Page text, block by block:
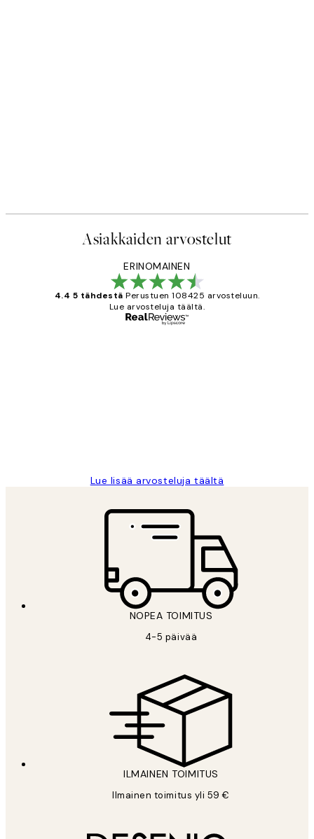
Asiakkaiden arvostelut
ERINOMAINEN
4.4 5 tähdestä Perustuen 108425 arvosteluun.
Lue arvosteluja täältä.
Lue lisää arvosteluja täältä
NOPEA TOIMITUS
4-5 päivää
ILMAINEN TOIMITUS
Ilmainen toimitus yli 59 €